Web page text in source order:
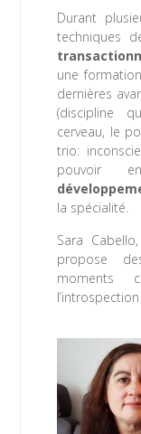
Durant
techniques
une
dernières
(discipline
cerveau, le
trio:
pouvoir
la spécialité.
Sara Cabello,
propose
moments